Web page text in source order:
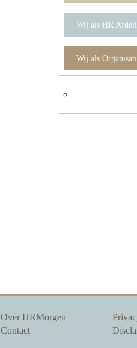
Wij als HR
Wij als
Over HRMorgen
Contact